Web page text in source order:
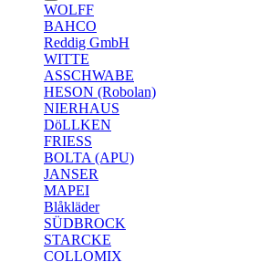
WOLFF
BAHCO
Reddig GmbH
WITTE
ASSCHWABE
HESON (Robolan)
NIERHAUS
DöLLKEN
FRIESS
BOLTA (APU)
JANSER
MAPEI
Blåkläder
SÜDBROCK
STARCKE
COLLOMIX